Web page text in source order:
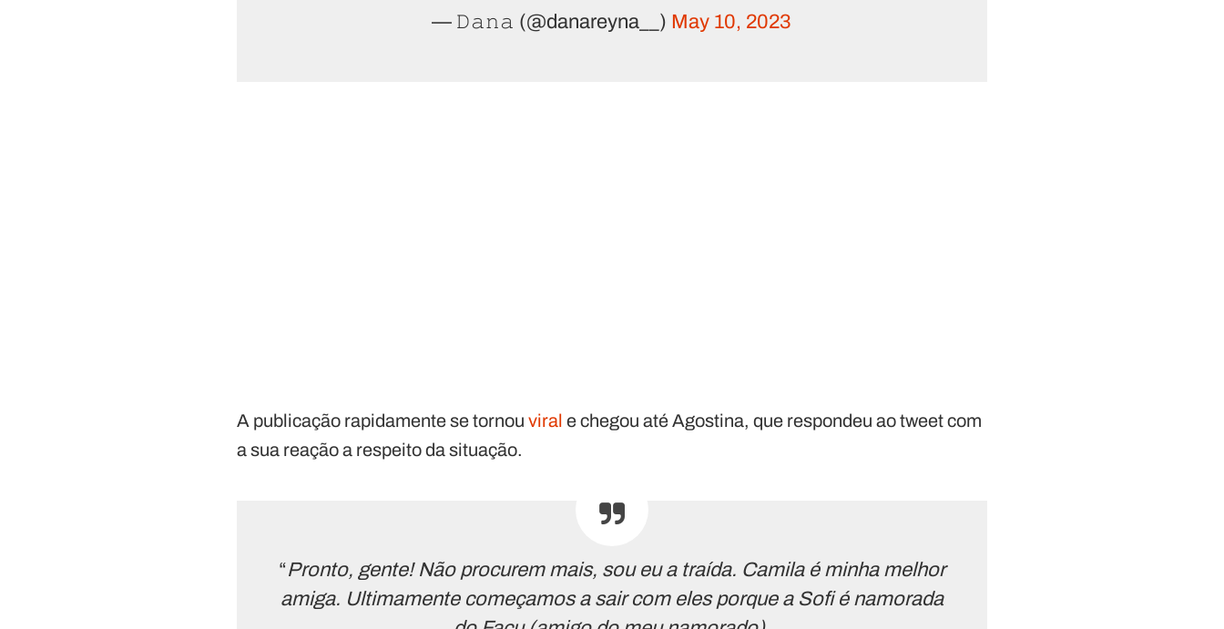
— 𝙳𝚊𝚗𝚊 (@danareyna__) May 10, 2023
A publicação rapidamente se tornouviral e chegou até Agostina, que respondeu ao tweet com
a sua reação a respeito da situação.
“Pronto, gente! Não procurem mais, sou eu a traída. Camila é minha melhor
amiga. Ultimamente começamos a sair com eles porque a Sofi é namorada